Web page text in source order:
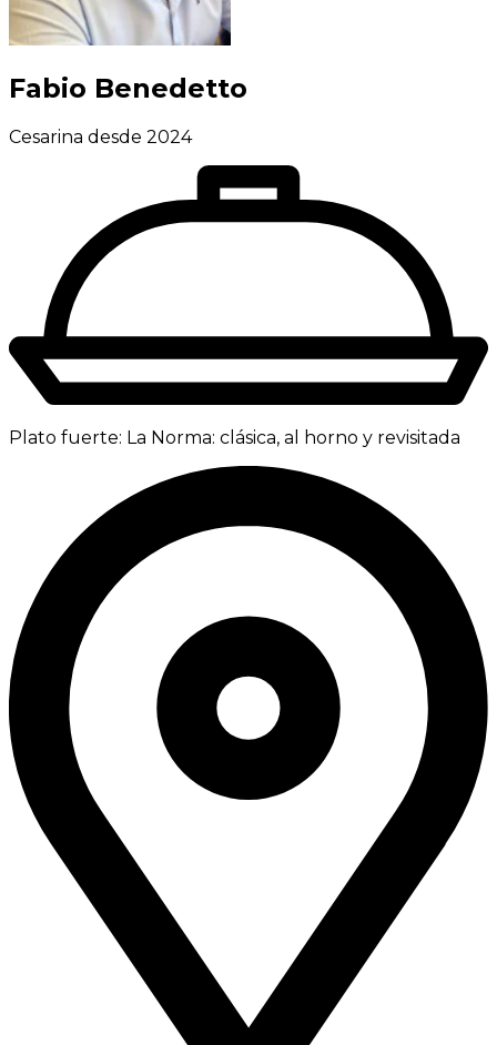
Fabio Benedetto
Cesarina desde 2024
Plato fuerte: La Norma: clásica, al horno y revisitada